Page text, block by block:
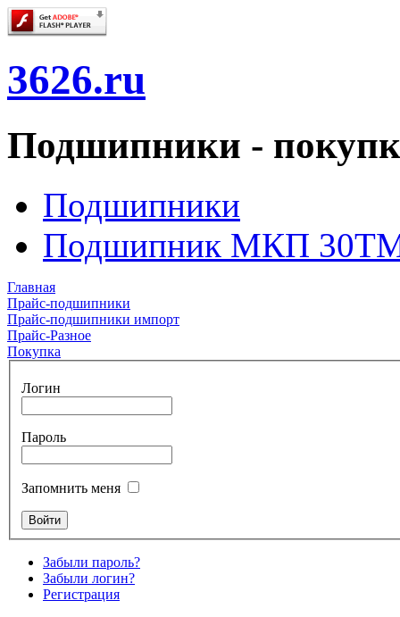
3626.ru
Подшипники -
Подшипники
Подшипник МКП
Главная
Прайс-подшипники
Прайс-подшипники импорт
Прайс-Разное
Покупка
Логин
Пароль
Запомнить меня
Забыли пароль?
Забыли логин?
Регистрация